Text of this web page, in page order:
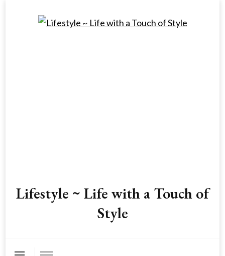
Lifestyle ~ Life with a Touch of
Style